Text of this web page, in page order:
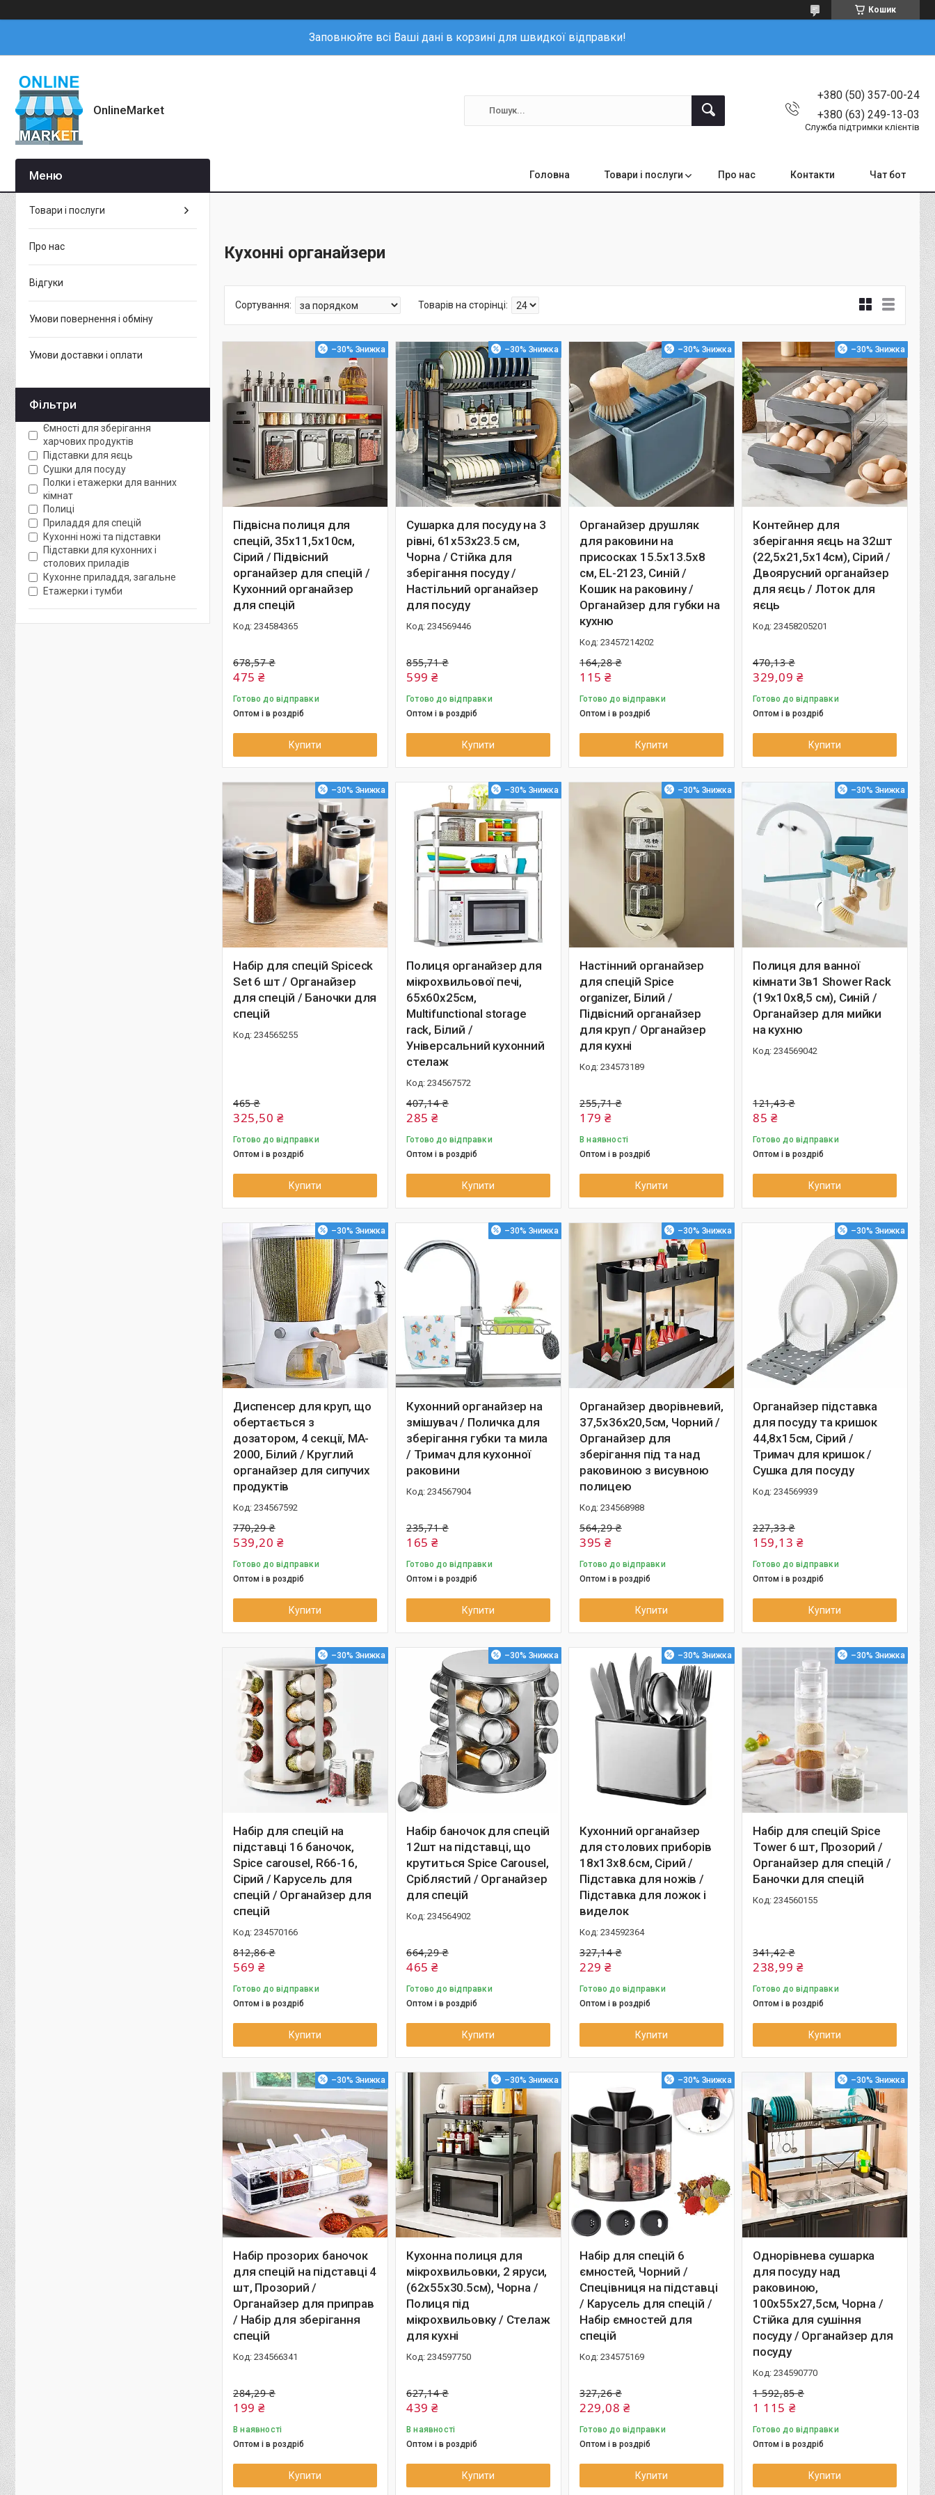
Кошик
Заповнюйте всі Ваші дані в корзині для швидкої відправки!
OnlineMarket
+380 (50) 357-00-24
+380 (63) 249-13-03
Служба підтримки клієнтів
Головна Товари і послуги Про нас Контакти Чат бот
Кухонні органайзери
–30%
Підвісна полиця для
спецій, 35х11,5х10см,
Сірий / Підвісний
органайзер для спецій /
Кухонний органайзер
для спецій
234584365
678,57 ₴
475 ₴
Готово до відправки
Оптом і в роздріб
Купити
–30%
Сушарка для посуду на 3
рівні, 61х53х23.5 см,
Чорна / Стійка для
зберігання посуду /
Настільний органайзер
для посуду
234569446
855,71 ₴
599 ₴
Готово до відправки
Оптом і в роздріб
Купити
–30%
Органайзер друшляк
для раковини на
присосках 15.5x13.5х8
см, EL-2123, Синій /
Кошик на раковину /
Органайзер для губки на
кухню
23457214202
164,28 ₴
115 ₴
Готово до відправки
Оптом і в роздріб
Купити
–30%
Контейнер для
зберігання яєць на 32шт
(22,5х21,5х14см), Сірий /
Двоярусний органайзер
для яєць / Лоток для
яєць
23458205201
470,13 ₴
329,09 ₴
Готово до відправки
Оптом і в роздріб
Купити
–30%
Набір для спецій Spiceck
Set 6 шт / Органайзер
для спецій / Баночки для
спецій
234565255
465 ₴
325,50 ₴
Готово до відправки
Оптом і в роздріб
Купити
–30%
Полиця органайзер для
мікрохвильової печі,
65x60x25см,
Multifunctional storage
rack, Білий /
Універсальний кухонний
стелаж
234567572
407,14 ₴
285 ₴
Готово до відправки
Оптом і в роздріб
Купити
–30%
Настінний органайзер
для спецій Spice
organizer, Білий /
Підвісний органайзер
для круп / Органайзер
для кухні
234573189
255,71 ₴
179 ₴
В наявності
Оптом і в роздріб
Купити
–30%
Полиця для ванної
кімнати 3в1 Shower Rack
(19x10x8,5 см), Синій /
Органайзер для мийки
на кухню
234569042
121,43 ₴
85 ₴
Готово до відправки
Оптом і в роздріб
Купити
–30%
Диспенсер для круп, що
обертається з
дозатором, 4 секції, MA-
2000, Білий / Круглий
органайзер для сипучих
продуктів
234567592
770,29 ₴
539,20 ₴
Готово до відправки
Оптом і в роздріб
Купити
–30%
Кухонний органайзер на
змішувач / Поличка для
зберігання губки та мила
/ Тримач для кухонної
раковини
234567904
235,71 ₴
165 ₴
Готово до відправки
Оптом і в роздріб
Купити
–30%
Органайзер дворівневий,
37,5х36х20,5см, Чорний /
Органайзер для
зберігання під та над
раковиною з висувною
полицею
234568988
564,29 ₴
395 ₴
Готово до відправки
Оптом і в роздріб
Купити
–30%
Органайзер підставка
для посуду та кришок
44,8х15см, Сірий /
Тримач для кришок /
Сушка для посуду
234569939
227,33 ₴
159,13 ₴
Готово до відправки
Оптом і в роздріб
Купити
–30%
Набір для спецій на
підставці 16 баночок,
Spice carousel, R66-16,
Сірий / Карусель для
спецій / Органайзер для
спецій
234570166
812,86 ₴
569 ₴
Готово до відправки
Оптом і в роздріб
Купити
–30%
Набір баночок для спецій
12шт на підставці, що
крутиться Spice Carousel,
Сріблястий / Органайзер
для спецій
234564902
664,29 ₴
465 ₴
Готово до відправки
Оптом і в роздріб
Купити
–30%
Кухонний органайзер
для столових приборів
18х13х8.6см, Сірий /
Підставка для ножів /
Підставка для ложок і
виделок
234592364
327,14 ₴
229 ₴
Готово до відправки
Оптом і в роздріб
Купити
–30%
Набір для спецій Spice
Tower 6 шт, Прозорий /
Органайзер для спецій /
Баночки для спецій
234560155
341,42 ₴
238,99 ₴
Готово до відправки
Оптом і в роздріб
Купити
–30%
Набір прозорих баночок
для спецій на підставці 4
шт, Прозорий /
Органайзер для приправ
/ Набір для зберігання
спецій
234566341
284,29 ₴
199 ₴
В наявності
Оптом і в роздріб
Купити
–30%
Кухонна полиця для
мікрохвильовки, 2 яруси,
(62х55х30.5см), Чорна /
Полиця під
мікрохвильовку / Стелаж
для кухні
234597750
627,14 ₴
439 ₴
В наявності
Оптом і в роздріб
Купити
–30%
Набір для спецій 6
ємностей, Чорний /
Спецівниця на підставці
/ Карусель для спецій /
Набір ємностей для
спецій
234575169
327,26 ₴
229,08 ₴
Готово до відправки
Оптом і в роздріб
Купити
–30%
Однорівнева сушарка
для посуду над
раковиною,
100х55х27,5см, Чорна /
Стійка для сушіння
посуду / Органайзер для
посуду
234590770
1 592,85 ₴
1 115 ₴
Готово до відправки
Оптом і в роздріб
Купити
Товари і послуги
Про нас
Відгуки
Умови повернення і обміну
Умови доставки і оплати
Фільтри
Ємності для зберігання
харчових продуктів
Підставки для яєць
Сушки для посуду
Полки і етажерки для ванних
кімнат
Полиці
Приладдя для спецій
Кухонні ножі та підставки
Підставки для кухонних і
столових приладів
Кухонне приладдя, загальне
Етажерки і тумби